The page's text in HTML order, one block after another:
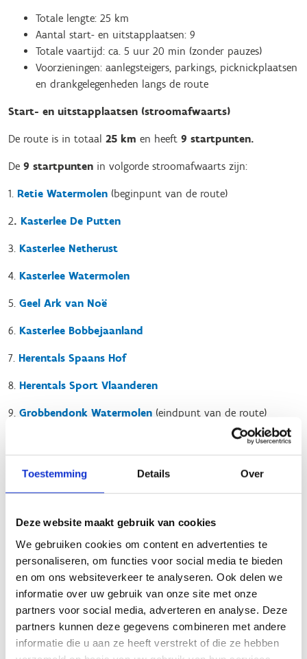
Toestemming Details Over
Deze website maakt gebruik van cookies
We gebruiken cookies om content en advertenties te
personaliseren, om functies voor social media te bieden
en om ons websiteverkeer te analyseren. Ook delen we
informatie over uw gebruik van onze site met onze
partners voor social media, adverteren en analyse. Deze
partners kunnen deze gegevens combineren met andere
informatie die u aan ze heeft verstrekt of die ze hebben
Totale lengte: 25 km
Aantal start- en uitstapplaatsen: 9
Totale vaartijd: ca. 5 uur 20 min (zonder pauzes)
Voorzieningen: aanlegsteigers, parkings, picknickplaatsen
en drankgelegenheden langs de route
Start- en uitstapplaatsen (stroomafwaarts)
De route is in totaal 25 km en heeft 9 startpunten.
De 9 startpunten in volgorde stroomafwaarts zijn:
1. Retie Watermolen (beginpunt van de route)
2. Kasterlee De Putten
3. Kasterlee Netherust
4. Kasterlee Watermolen
5. Geel Ark van Noë
6. Kasterlee Bobbejaanland
7. Herentals Spaans Hof
8. Herentals Sport Vlaanderen
9. Grobbendonk Watermolen (eindpunt van de route)
Traject Afstand
Vaartijd
1 → 4
5,8 km
5 → 6
2,5 km
30 min
6 → 7
5,5 km
60 min
7 → 9
7,3 km
105 min
25 km
5 uur 20 min
Wanneer?
Het verhuurseizoen loopt meestal van de paasvakantie tot